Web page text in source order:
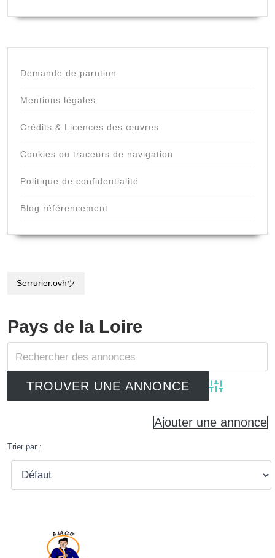
Demande de parution
Mentions légales
Crédits & Licences des œuvres
Cookies ou traceurs de navigation
Politique de confidentialité
Blog référencement
Serrurier.ovhツ
Pays de la Loire
Advanced
Ajouter une annonce
Trier par :